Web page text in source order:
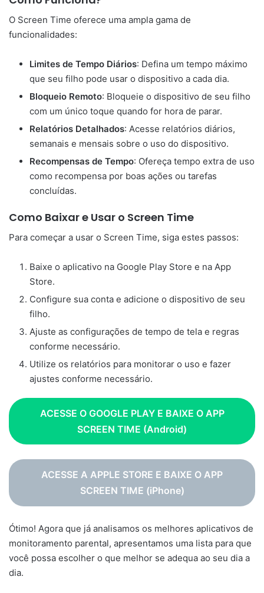
O Screen Time oferece uma ampla gama de
funcionalidades:
Limites de Tempo Diários: Defina um tempo máximo
que seu filho pode usar o dispositivo a cada dia.
Bloqueio Remoto: Bloqueie o dispositivo de seu filho
com um único toque quando for hora de parar.
Relatórios Detalhados: Acesse relatórios diários,
semanais e mensais sobre o uso do dispositivo.
Recompensas de Tempo: Ofereça tempo extra de uso
como recompensa por boas ações ou tarefas
concluídas.
Como Baixar e Usar o Screen Time
Para começar a usar o Screen Time, siga estes passos:
Baixe o aplicativo na Google Play Store e na App
Store.
Configure sua conta e adicione o dispositivo de seu
filho.
Ajuste as configurações de tempo de tela e regras
conforme necessário.
Utilize os relatórios para monitorar o uso e fazer
ajustes conforme necessário.
ACESSE O GOOGLE PLAY E BAIXE OAPP
SCREEN TIME (Android)
ACESSE A APPLE STORE E BAIXE O APP
SCREEN TIME (iPhone)
Ótimo! Agora que já analisamos os melhores aplicativos de
monitoramento parental, apresentamos uma lista para que
você possa escolher o que melhor se adequa ao seu dia a
dia.